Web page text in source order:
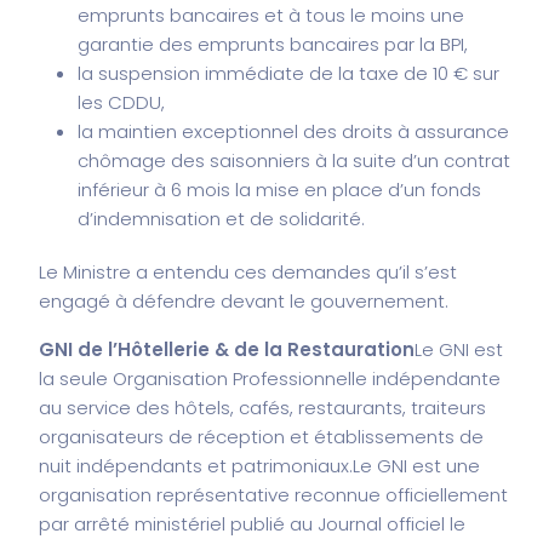
emprunts bancaires et à tous le moins une
garantie des emprunts bancaires par la BPI,
la suspension immédiate de la taxe de 10 € sur
les CDDU,
la maintien exceptionnel des droits à assurance
chômage des saisonniers à la suite d’un contrat
inférieur à 6 mois la mise en place d’un fonds
d’indemnisation et de solidarité.
Le Ministre a entendu ces demandes qu’il s’est
engagé à défendre devant le gouvernement.
GNI de l’Hôtellerie & de la RestaurationLe GNI est
la seule Organisation Professionnelle indépendante
au service des hôtels, cafés, restaurants, traiteurs
organisateurs de réception et établissements de
nuit indépendants et patrimoniaux.Le GNI est une
organisation représentative reconnue officiellement
par arrêté ministériel publié au Journal officiel le